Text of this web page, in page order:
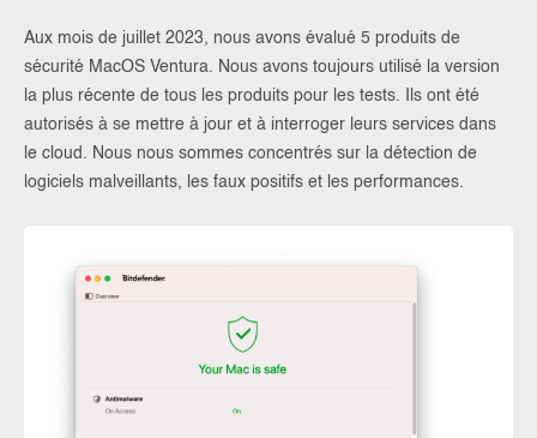
Aux mois de juillet 2023, nous avons évalué 5 produits de
sécurité MacOS Ventura. Nous avons toujours utilisé la version
la plus récente de tous les produits pour les tests. Ils ont été
autorisés à se mettre à jour et à interroger leurs services dans
le cloud. Nous nous sommes concentrés sur la détection de
logiciels malveillants, les faux positifs et les performances.